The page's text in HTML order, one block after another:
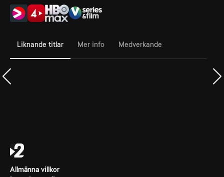
Liknande titlar Mer info Medverkande
Allmänna villkor